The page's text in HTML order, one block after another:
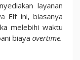
layanan
Elf ini, biasanya
melebihi waktu
biaya overtime.